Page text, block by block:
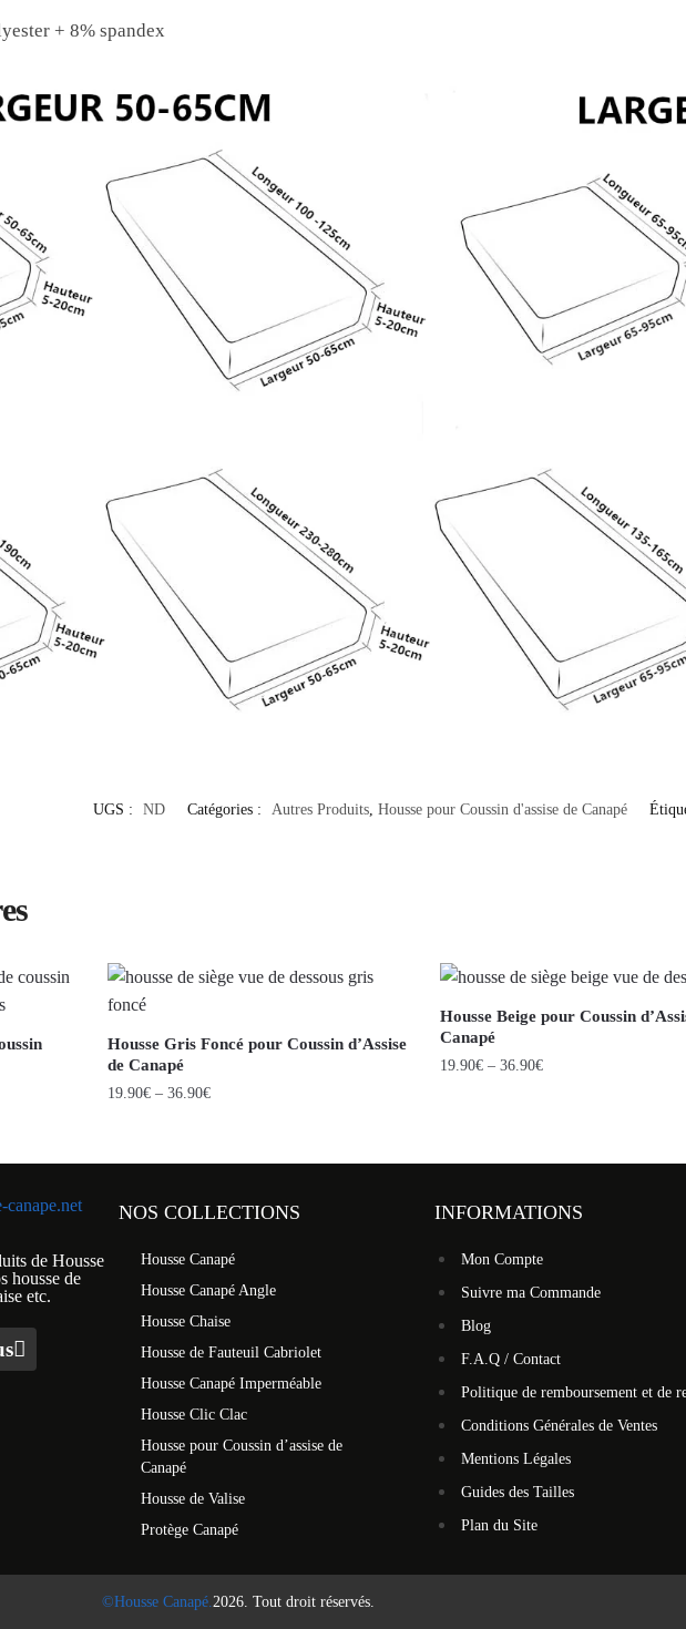
+ 8% spandex
UGS : ND Catégories : Autres Produits Housse pour Coussin d'assise de Canapé
Housse Gris Foncé pour Coussin d’Assise
de Canapé
19.90€ – 36.90€
Housse Beige pour Coussin
Canapé
19.90€– 36.90€
de Housse
housse de
etc.
NOS COLLECTIONS
Housse Canapé
Housse Canapé Angle
Housse Chaise
Housse de Fauteuil Cabriolet
Housse Canapé Imperméable
Housse Clic Clac
Housse pour Coussin d’assise de
Canapé
Housse de Valise
Protège Canapé
INFORMATIONS
Mon Compte
Suivre ma Commande
Blog
F.A.Q / Contact
Politique de remboursement et de
Conditions Générales de Ventes
Mentions Légales
Guides des Tailles
Plan du Site
©Housse Canapé. 2026. Tout droit réservés.